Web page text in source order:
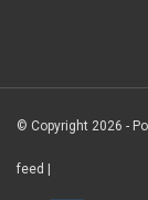
© Copyright 2026 -
feed |